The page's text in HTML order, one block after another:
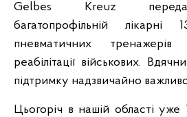
Gelbes Kreuz
багатопрофільній лікарні
пневматичних
реабілітації військових.
підтримку надзвичайно
Цьогоріч в нашій області уже